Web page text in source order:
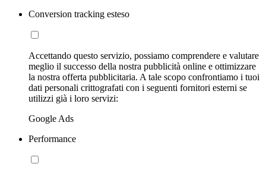
Conversion tracking esteso
Accettando questo servizio, possiamo comprendere e valutare
meglio il successo della nostra pubblicità online e ottimizzare
la nostra offerta pubblicitaria. A tale scopo confrontiamo i tuoi
dati personali crittografati con i seguenti fornitori esterni se
utilizzi già i loro servizi:
Google Ads
Performance